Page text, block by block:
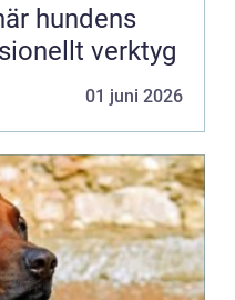
verktyg
01 juni 2026